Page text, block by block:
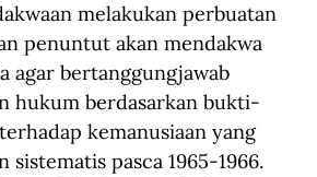
melakukan perbuatan
penuntut akan mendakwa
agar bertanggungjawab
hukum berdasarkan bukti-
kemanusiaan yang
sistematis pasca 1965-1966.